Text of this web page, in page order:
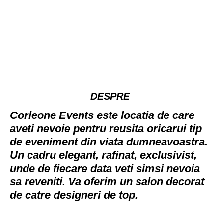
DESPRE
Corleone Events este locatia de care
aveti nevoie pentru reusita oricarui tip
de eveniment din viata dumneavoastra.
Un cadru elegant, rafinat, exclusivist,
unde de fiecare data veti simsi nevoia
sa reveniti. Va oferim un salon decorat
de catre designeri de top.